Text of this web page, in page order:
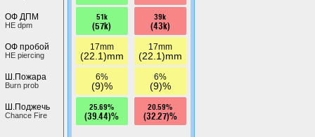
ОФ ДПМ
HE dpm
ОФ пробой
HE piercing
Ш.Пожара
Burn prob
Ш.Поджечь
Chance Fire
51k
(57k)
17mm
(22.1)mm
6%
(9)%
25.69%
(39.44)%
39k
(43k)
17mm
(22.1)mm
6%
(9)%
20.59%
(32.27)%